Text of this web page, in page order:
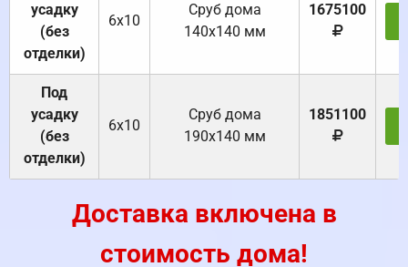
усадку
(без
отделки)
6х10
Cруб дома
140х140 мм
1675100
Под
усадку
(без
отделки)
6х10
Cруб дома
190х140 мм
1851100
Доставка включена в
стоимость дома!